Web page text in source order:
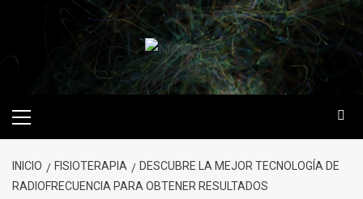
INICIO FISIOTERAPIA
DESCUBRE LA MEJOR TECNOLOGÍA DE
RADIOFRECUENCIA PARA OBTENER RESULTADOS